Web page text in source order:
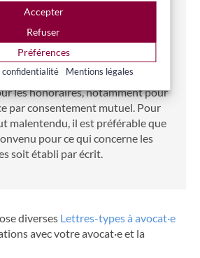
ne peut être payé·e
en fonction du résultat de la
cependant de convenir d’un
les honoraires, notamment pour
par consentement mutuel. Pour
malentendu, il est préférable que
pour ce qui concerne les
soit établi par écrit.
diverses Lettres-types à avocat·e
avec votre avocat·e et la
Accepter
Refuser
Préférences
confidentialité Mentions légales